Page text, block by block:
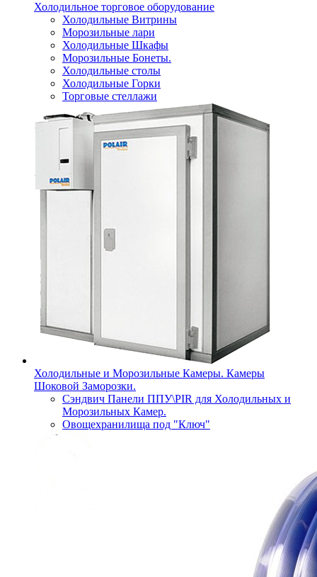
Холодильное торговое оборудование
Холодильные Витрины
Морозильные лари
Холодильные Шкафы
Морозильные Бонеты.
Холодильные столы
Холодильные Горки
Торговые стеллажи
Холодильные и Морозильные Камеры. Камеры
Шоковой Заморозки.
Сэндвич Панели ППУ\PIR для Холодильных и
Морозильных Камер.
Овощехранилища под "Ключ"